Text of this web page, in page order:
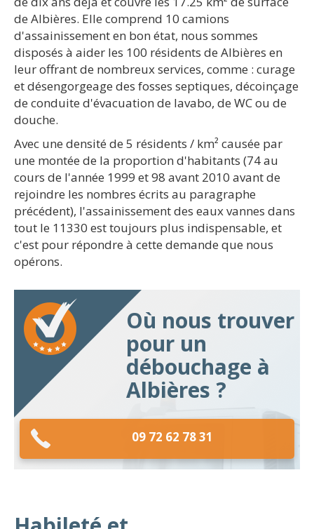
de Albières. Elle comprend 10 camions
d'assainissement en bon état, nous sommes
disposés à aider les 100 résidents de Albières en
leur offrant de nombreux services, comme : curage
et désengorgeage des fosses septiques, décoinçage
de conduite d'évacuation de lavabo, de WC ou de
douche.
Avec une densité de 5 résidents / km² causée par
une montée de la proportion d'habitants (74 au
cours de l'année 1999 et 98 avant 2010 avant de
rejoindre les nombres écrits au paragraphe
précédent), l'assainissement des eaux vannes dans
tout le 11330 est toujours plus indispensable, et
c'est pour répondre à cette demande que nous
opérons.
Où nous trouver
pour un
débouchage à
Albières ?
09 72 62 78 31